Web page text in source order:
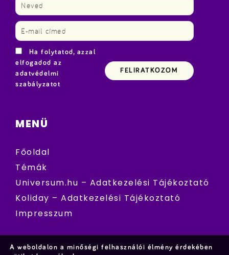
Ha folytatod, azzal
elfogadod az
adatvédelmi
szabályzatot
MENÜ
Főoldal
Témák
Universum.hu – Adatkezelési Tájékoztató
Koliday – Adatkezelési Tájékoztató
Impresszum
A weboldalon a minőségi felhasználói élmény érdekében